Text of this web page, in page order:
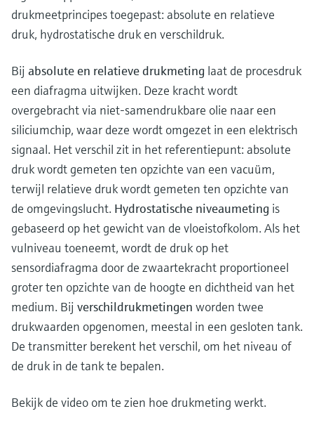
Device Viewer
Find product-specific information and
documentation
Spare parts finder
Find spare parts by product root, order code,
or serial number
Level measurement with pressure
Alles winkelen
Memosens technology
besluitvormingsniveau
drukmeetprincipes toegepast: absolute en relatieve
druk, hydrostatische druk en verschildruk.
Bij absolute en relatieve drukmeting laat de procesdruk
een diafragma uitwijken. Deze kracht wordt
overgebracht via niet-samendrukbare olie naar een
siliciumchip, waar deze wordt omgezet in een elektrisch
signaal. Het verschil zit in het referentiepunt: absolute
druk wordt gemeten ten opzichte van een vacuüm,
terwijl relatieve druk wordt gemeten ten opzichte van
de omgevingslucht. Hydrostatische niveaumeting is
gebaseerd op het gewicht van de vloeistofkolom. Als het
vulniveau toeneemt, wordt de druk op het
sensordiafragma door de zwaartekracht proportioneel
groter ten opzichte van de hoogte en dichtheid van het
medium. Bij verschildrukmetingen worden twee
drukwaarden opgenomen, meestal in een gesloten tank.
De transmitter berekent het verschil, om het niveau of
de druk in de tank te bepalen.
Bekijk de video om te zien hoe drukmeting werkt.